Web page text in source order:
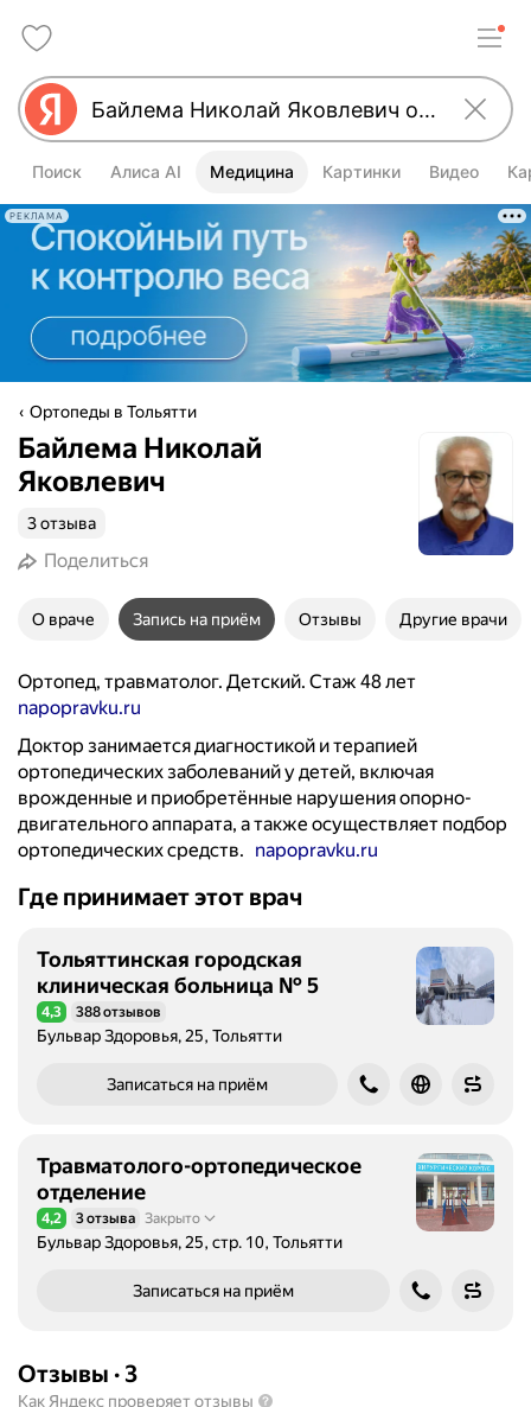
Поиск Алиса AI Медицина Картинки Видео
РЕКЛАМА
Ортопеды в Тольятти
Байлема Николай
Яковлевич
3 отзыва
Поделиться
О враче Запись на приём Отзывы Другие врачи
Ортопед, травматолог. Детский. Стаж 48 лет
napopravku.ru
Доктор занимается диагностикой и терапией
ортопедических заболеваний у детей, включая
врожденные и приобретённые нарушения опорно-
двигательного аппарата, а также осуществляет подбор
ортопедических средств. napopravku.ru
Где принимает этот врач
Тольяттинская городская
клиническая больница № 5
Рейтинг 4,3 из 5
4,3 388 отзывов
Бульвар Здоровья, 25, Тольятти
Записаться на приём
Травматолого-ортопедическое
отделение
Рейтинг 4,2 из 5
4,2 3 отзыва Закрыто
Бульвар Здоровья, 25, стр. 10, Тольятти
Записаться на приём
Отзывы · 3
Как Яндекс проверяет отзывы